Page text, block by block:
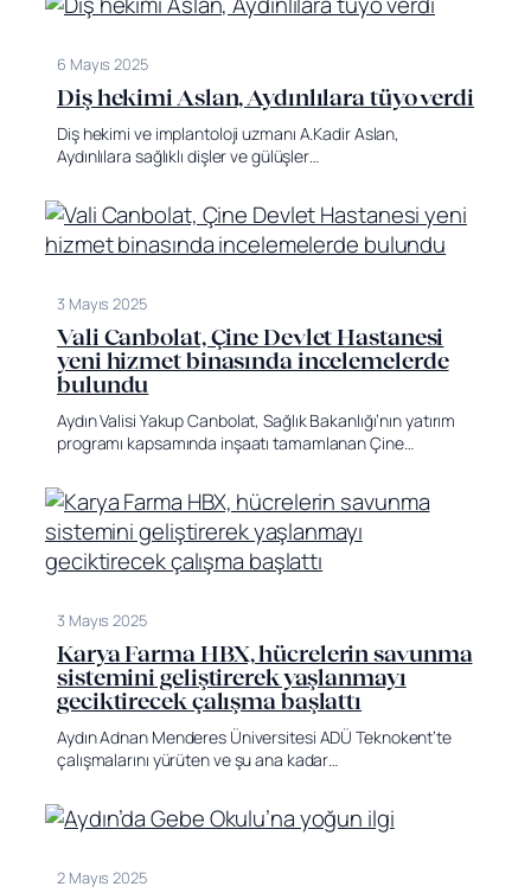
6 Mayıs 2025
Diş hekimi Aslan, Aydınlılara tüyo verdi
Diş hekimi ve implantoloji uzmanı A.Kadir Aslan,
Aydınlılara sağlıklı dişler ve gülüşler…
3 Mayıs 2025
Vali Canbolat, Çine Devlet Hastanesi
yeni hizmet binasında incelemelerde
bulundu
Aydın Valisi Yakup Canbolat, Sağlık Bakanlığı’nın yatırım
programı kapsamında inşaatı tamamlanan Çine…
3 Mayıs 2025
Karya Farma HBX, hücrelerin savunma
sistemini geliştirerek yaşlanmayı
geciktirecek çalışma başlattı
Aydın Adnan Menderes Üniversitesi ADÜ Teknokent’te
çalışmalarını yürüten ve şu ana kadar…
2 Mayıs 2025